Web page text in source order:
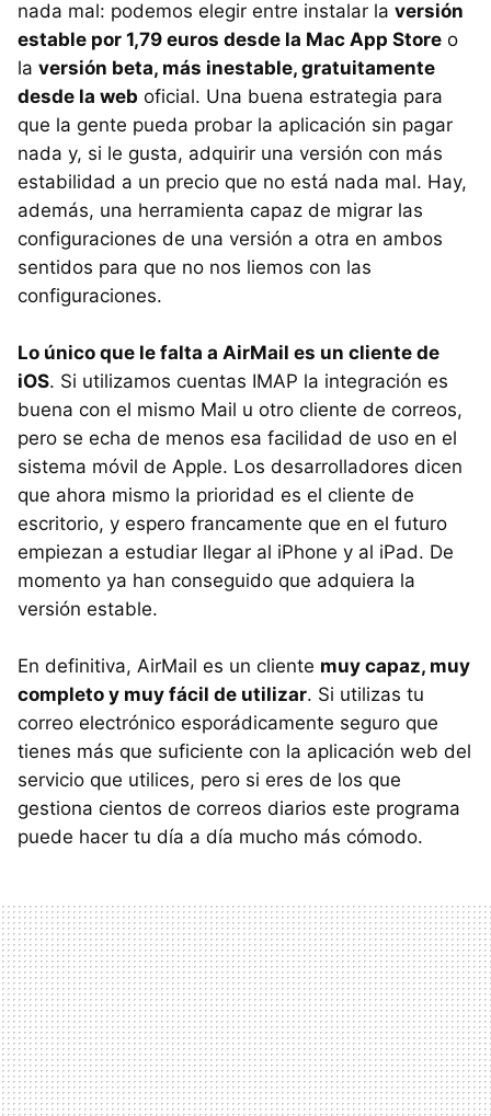
nada mal: podemos elegir entre instalar la versión
estable por 1,79 euros desde la Mac App Store o
la versión beta, más inestable, gratuitamente
desde la web oficial. Una buena estrategia para
que la gente pueda probar la aplicación sin pagar
nada y, si le gusta, adquirir una versión con más
estabilidad a un precio que no está nada mal. Hay,
además, una herramienta capaz de migrar las
configuraciones de una versión a otra en ambos
sentidos para que no nos liemos con las
configuraciones.
Lo único que le falta a AirMail es un cliente de
iOS. Si utilizamos cuentas IMAP la integración es
buena con el mismo Mail u otro cliente de correos,
pero se echa de menos esa facilidad de uso en el
sistema móvil de Apple. Los desarrolladores dicen
que ahora mismo la prioridad es el cliente de
escritorio, y espero francamente que en el futuro
empiezan a estudiar llegar al iPhone y al iPad. De
momento ya han conseguido que adquiera la
versión estable.
En definitiva, AirMail es un cliente muy capaz, muy
completo y muy fácil de utilizar. Si utilizas tu
correo electrónico esporádicamente seguro que
tienes más que suficiente con la aplicación web del
servicio que utilices, pero si eres de los que
gestiona cientos de correos diarios este programa
puede hacer tu día a día mucho más cómodo.